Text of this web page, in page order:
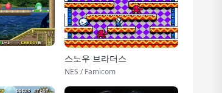
스노우 브라더스
NES / Famicom